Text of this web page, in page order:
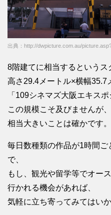
出典：http://dwpicture.com.au/
8階建てに相当するというス
高さ29.4メートル×横幅35.7
「109シネマズ大阪エキス
この規模こそ及びませんが、
相当大きいことは確かです。
毎日数種類の作品が1時間
で、
もし、観光や留学等でオー
行かれる機会があれば、
気軽に立ち寄ってみてはい